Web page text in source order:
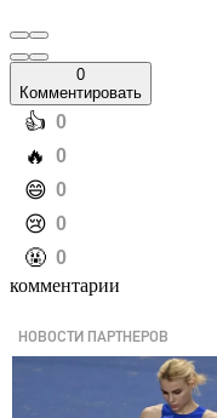
0
Комментировать
️👍 0
️🔥 0
️😄 0
️😢 0
️🤬 0
комментарии